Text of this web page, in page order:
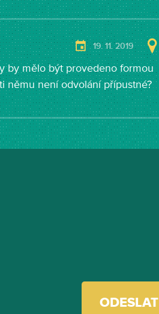
19. 11. 2019
by mělo být provedeno formou
němu není odvolání přípustné?
ODESLAT